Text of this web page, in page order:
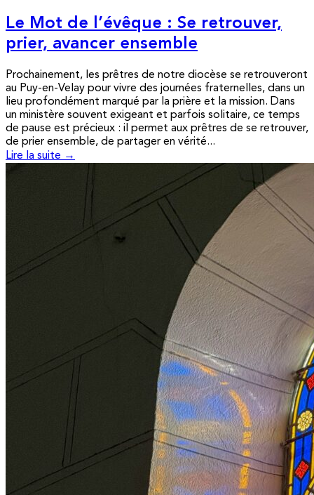
Le Mot de l’évêque : Se retrouver,
prier, avancer ensemble
Prochainement, les prêtres de notre diocèse se retrouveront
au Puy-en-Velay pour vivre des journées fraternelles, dans un
lieu profondément marqué par la prière et la mission. Dans
un ministère souvent exigeant et parfois solitaire, ce temps
de pause est précieux : il permet aux prêtres de se retrouver,
de prier ensemble, de partager en vérité...
Lire la suite →